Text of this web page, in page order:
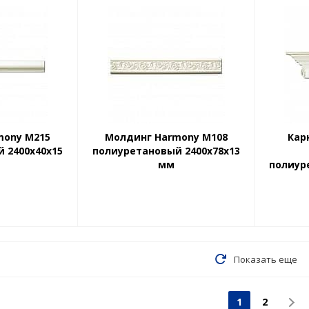
М215
Молдинг Harmony М108
полиуретановый 2400х78х13
мм
Показать еще
1 2